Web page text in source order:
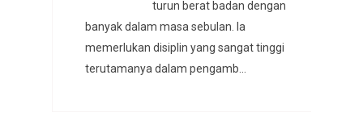
turun berat badan dengan
banyak dalam masa sebulan. Ia
memerlukan disiplin yang sangat tinggi
terutamanya dalam pengamb...